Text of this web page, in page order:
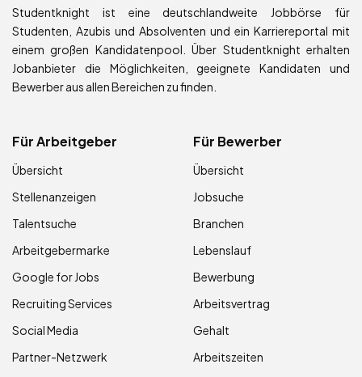
Studentknight ist eine deutschlandweite Jobbörse für
Studenten, Azubis und Absolventen und ein Karriereportal mit
einem großen Kandidatenpool. Über Studentknight erhalten
Jobanbieter die Möglichkeiten, geeignete Kandidaten und
Bewerber aus allen Bereichen zu finden.
Für Arbeitgeber
Übersicht
Stellenanzeigen
Talentsuche
Arbeitgebermarke
Google for Jobs
Recruiting Services
Social Media
Partner-Netzwerk
Für Bewerber
Übersicht
Jobsuche
Branchen
Lebenslauf
Bewerbung
Arbeitsvertrag
Gehalt
Arbeitszeiten